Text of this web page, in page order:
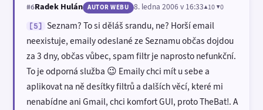
#6Radek Hulán AUTOR WEBU 8. ledna 2006 v 16:33▲10 ▼0
[5]
Seznam? To si děláš srandu, ne? Horší email
neexistuje, emaily odeslané ze Seznamu občas dojdou
za 3 dny, občas vůbec, spam filtr je naprosto nefunkční.
To je odporná služba 😉 Emaily chci mít u sebe a
aplikovat na ně desítky filtrů a dalších věcí, které mi
nenabídne ani Gmail, chci komfort GUI, proto TheBat!. A